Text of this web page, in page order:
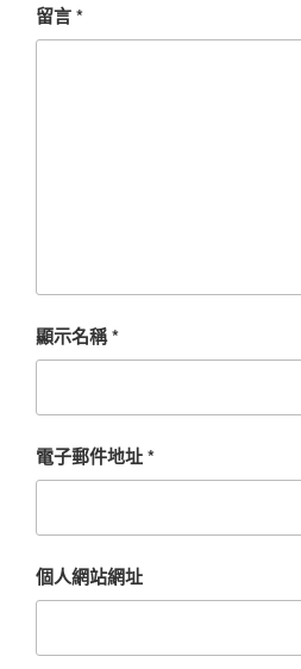
留言*
顯示名稱*
電子郵件地址*
個人網站網址